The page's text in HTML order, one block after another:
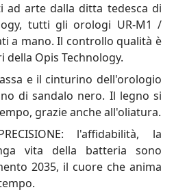
ad arte dalla ditta tedesca di
tutti gli orologi UR-M1 /
a mano. Il controllo qualità è
Opis Technology.
e il cinturino dell'orologio
di sandalo nero. Il legno si
grazie anche all'oliatura.
l'affidabilità, la
vita della batteria sono
2035, il cuore che anima